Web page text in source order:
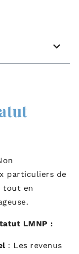
particuliers de
tout en
LMNP :
: Les revenus